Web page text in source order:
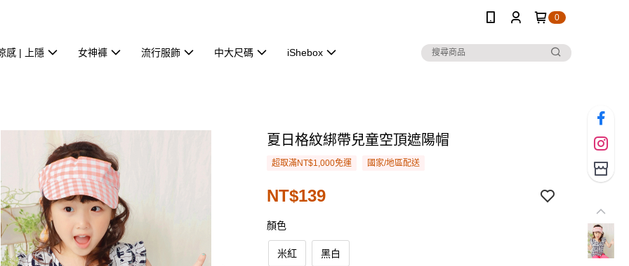
0
感 | 上隱 女神褲 流行服飾 中大尺碼 iShebox
夏日格紋綁帶兒童空頂遮陽帽
超取滿NT$1,000免運 國家/地區配送
NT$139
顏色
米紅 黑白